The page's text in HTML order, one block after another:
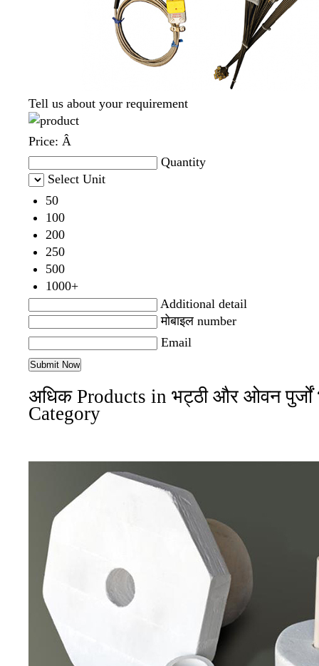
Tell us about your requirement
Price: Â
Quantity
Select Unit
50
100
200
250
500
1000+
Additional detail
मोबाइल number
Email
अधिक Products in भट्ठी और ओवन पुर्जों
Category